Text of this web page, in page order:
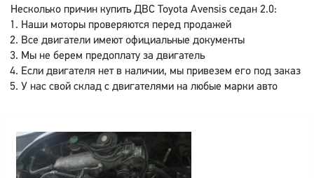
Несколько причин купить ДВС Toyota Avensis седан 2.0:
Наши моторы проверяются перед продажей
Все двигатели имеют официальные документы
Мы не берем предоплату за двигатель
Если двигателя нет в наличии, мы привезем его под заказ
У нас свой склад с двигателями на любые марки авто